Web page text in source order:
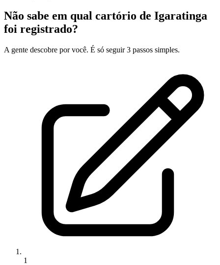
Não sabe em qual cartório de Igaratinga
foi registrado?
A gente descobre por você. É só seguir 3 passos simples.
1